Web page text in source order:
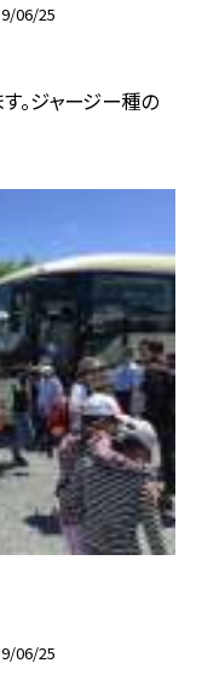
06/25
。ジャージー種の
06/25